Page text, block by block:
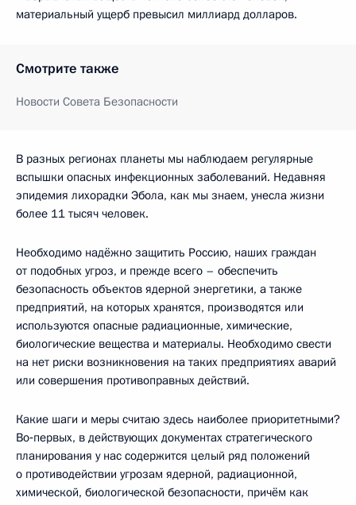
материальный ущерб превысил миллиард долларов.
Смотрите также
Новости Совета Безопасности
В разных регионах планеты мы наблюдаем регулярные
вспышки опасных инфекционных заболеваний. Недавняя
эпидемия лихорадки Эбола, как мы знаем, унесла жизни
более 11 тысяч человек.
Необходимо надёжно защитить Россию, наших граждан
от подобных угроз, и прежде всего – обеспечить
безопасность объектов ядерной энергетики, а также
предприятий, на которых хранятся, производятся или
используются опасные радиационные, химические,
биологические вещества и материалы. Необходимо свести
на нет риски возникновения на таких предприятиях аварий
или совершения противоправных действий.
Какие шаги и меры считаю здесь наиболее приоритетными?
Во‑первых, в действующих документах стратегического
планирования у нас содержится целый ряд положений
о противодействии угрозам ядерной, радиационной,
химической, биологической безопасности, причём как